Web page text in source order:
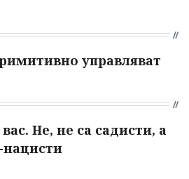
управляват
Не, не са садисти, а
нацисти